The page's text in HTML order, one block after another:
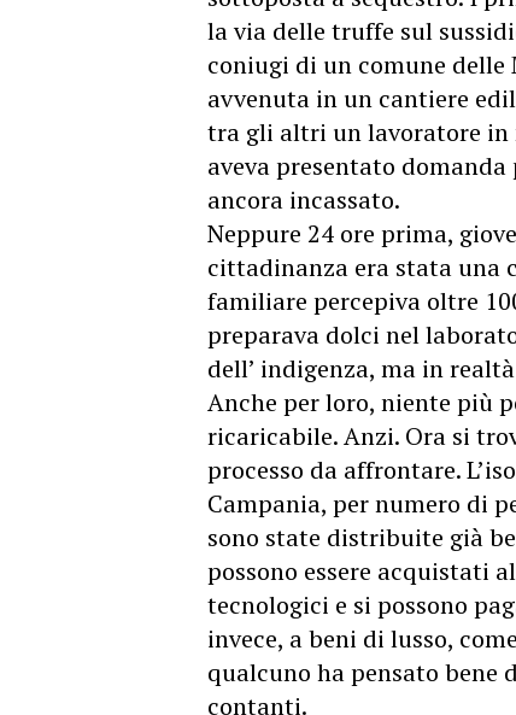
la via delle truffe sul
coniugi di un comune delle
avvenuta in un cantiere
tra gli altri un lavoratore in
aveva presentato
ancora incassato.
Neppure 24 ore prima,
cittadinanza era stata una
familiare percepiva oltre
preparava dolci nel
dell’ indigenza, ma in
Anche per loro, niente più
ricaricabile. Anzi. Ora si
processo da affrontare.
Campania, per numero di
sono state distribuite già
possono essere acquistati
tecnologici e si possono
invece, a beni di lusso,
qualcuno ha pensato bene
contanti.